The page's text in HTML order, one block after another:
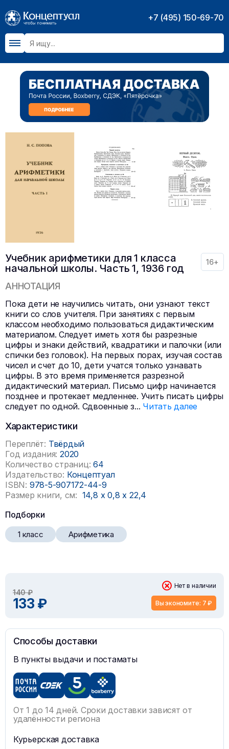
+7 (495) 150-69-70
Учебник арифметики для 1 класса
начальной школы. Часть 1, 1936 год
16+
АННОТАЦИЯ
Пока дети не научились читать, они узнают текст
книги со слов учителя. При занятиях с первым
классом необходимо пользоваться дидактическим
материалом. Следует иметь хотя бы разрезные
цифры и знаки действий, квадратики и палочки (или
спички без головок). На первых порах, изучая состав
чисел и счет до 10, дети учатся только узнавать
цифры. В это время применяется разрезной
дидактический материал. Письмо цифр начинается
позднее и протекает медленнее. Учить писать цифры
следует по одной. Сдвоенные з... Читать далее
Характеристики
Переплёт: Твёрдый
Год издания: 2020
Количество страниц: 64
Издательство: Концептуал
ISBN: 978-5-907172-44-9
Размер книги, см: 14,8 x 0,8 x 22,4
Подборки
1 класс Арифметика
140 ₽
133 ₽
Нет в наличии
Вы экономите: 7 ₽
Способы доставки
В пункты выдачи и постаматы
От 1 до 14 дней. Сроки доставки зависят от
удалённости региона
Курьерская доставка